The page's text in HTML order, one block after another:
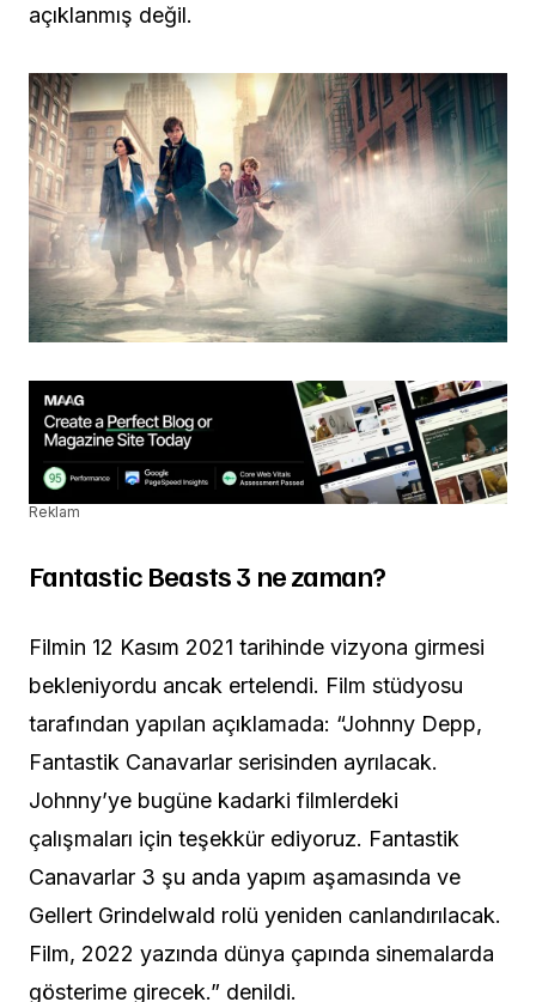
açıklanmış değil.
Reklam
Fantastic Beasts 3 ne zaman?
Filmin 12 Kasım 2021 tarihinde vizyona girmesi
bekleniyordu ancak ertelendi. Film stüdyosu
tarafından yapılan açıklamada: “Johnny Depp,
Fantastik Canavarlar serisinden ayrılacak.
Johnny’ye bugüne kadarki filmlerdeki
çalışmaları için teşekkür ediyoruz. Fantastik
Canavarlar 3 şu anda yapım aşamasında ve
Gellert Grindelwald rolü yeniden canlandırılacak.
Film, 2022 yazında dünya çapında sinemalarda
gösterime girecek.” denildi.